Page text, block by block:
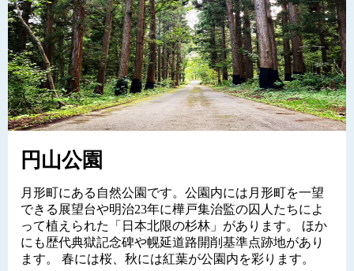
円山公園
月形町にある自然公園です。公園内には月形町を一望
できる展望台や明治23年に樺戸集治監の囚人たちによ
って植えられた「日本北限の杉林」があります。 ほか
にも歴代典獄記念碑や幌延道路開削基準点跡地があり
ます。 春には桜、秋には紅葉が公園内を彩ります。